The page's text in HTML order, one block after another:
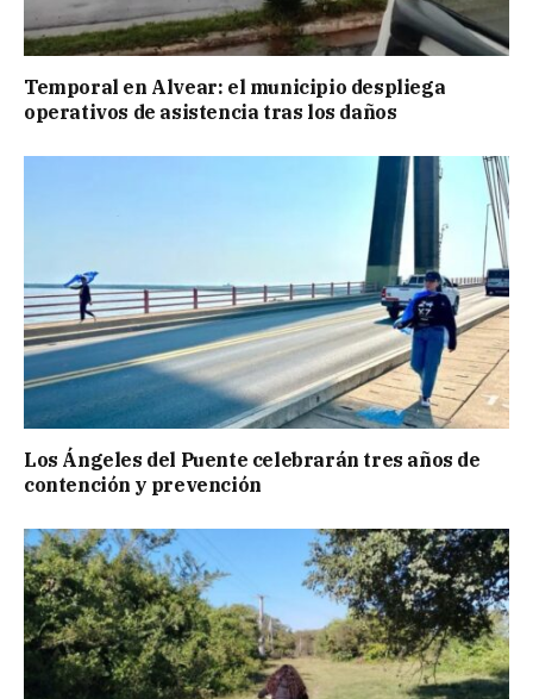
Temporal en Alvear: el municipio despliega
operativos de asistencia tras los daños
Los Ángeles del Puente celebrarán tres años de
contención y prevención